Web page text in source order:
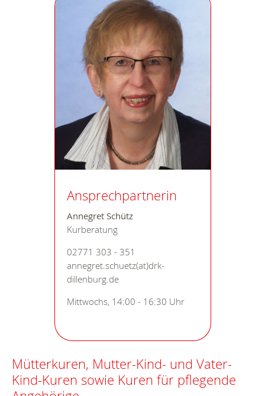
Ansprechpartnerin
Annegret Schütz
Kurberatung
02771 303 - 351
annegret.schuetz(at)drk-
dillenburg.de
Mittwochs, 14:00 - 16:30 Uhr
Mütterkuren, Mutter-Kind- und Vater-
Kind-Kuren sowie Kuren für pflegende